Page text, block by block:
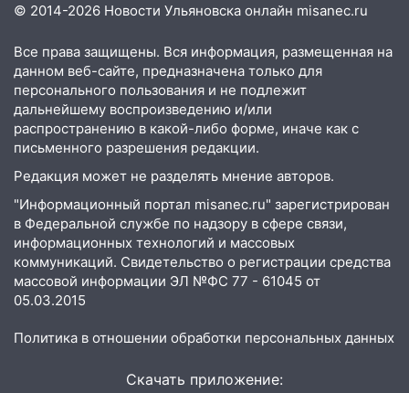
© 2014-2026 Новости Ульяновска онлайн misanec.ru
Все права защищены. Вся информация, размещенная на
данном веб-сайте, предназначена только для
персонального пользования и не подлежит
дальнейшему воспроизведению и/или
распространению в какой-либо форме, иначе как с
письменного разрешения редакции.
Редакция может не разделять мнение авторов.
"Информационный портал misanec.ru" зарегистрирован
в Федеральной службе по надзору в сфере связи,
информационных технологий и массовых
коммуникаций. Свидетельство о регистрации средства
массовой информации ЭЛ №ФС 77 - 61045 от
05.03.2015
Политика в отношении обработки персональных данных
Скачать приложение: